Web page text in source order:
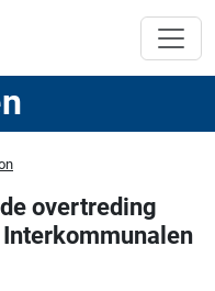
overtreding